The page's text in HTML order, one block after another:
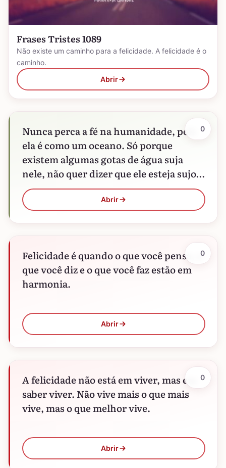
Frases Tristes 1089
Não existe um caminho para a felicidade. A felicidade é o
caminho.
Abrir
Nunca perca a fé na humanidade, pois
ela é como um oceano. Só porque
existem algumas gotas de água suja
nele, não quer dizer que ele esteja sujo…
Abrir
0
Felicidade é quando o que você pensa, o
que você diz e o que você faz estão em
harmonia.
Abrir
0
A felicidade não está em viver, mas em
saber viver. Não vive mais o que mais
vive, mas o que melhor vive.
Abrir
0